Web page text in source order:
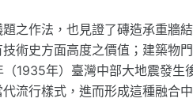
之作法，也見證了磚造承重牆
術史方面高度之價值；建築物
1935年）臺灣中部大地震發
流行樣式，進而形成這種融合